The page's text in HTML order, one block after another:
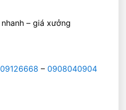
– giá xưởng
– 0908040904